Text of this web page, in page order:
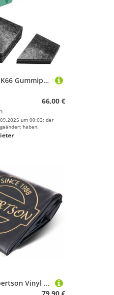
PolyMath Billard K66 Gummipuffer Billardtisch-Schienenkissen (Satz von 6) Stoßstangen Ersatz-Stoßstangen Zubehör - 7/8/9 Füße und Billardtisch-Kissenbezüge Satz von 12-3 mm / 0,12 Zoll
66,00 €
um 00:03; der
haben.
Abdeckplane Robertson Vinyl schwarz für Billardtische